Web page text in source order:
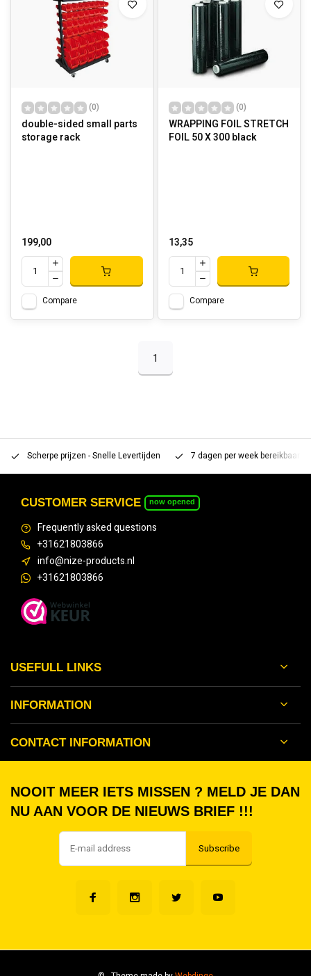
(0)
double-sided small parts
storage rack
199,00
Compare
(0)
WRAPPING FOIL STRETCH
FOIL 50 X 300 black
13,35
Compare
1
Scherpe prijzen - Snelle Levertijden 7 dagen per week bereikbaar
CUSTOMER SERVICE now opened
Frequently asked questions
+31621803866
info@nize-products.nl
+31621803866
USEFULL LINKS
INFORMATION
CONTACT INFORMATION
NOOIT MEER IETS MISSEN ? MELD JE DAN
NU AAN VOOR DE NIEUWS BRIEF !!!
Subscribe